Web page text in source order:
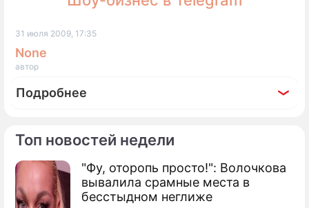
Топ новостей недели
"Фу, оторопь просто!": Волочкова
вывалила срамные места в
бесстыдном неглиже
31 июля 2009, 17:35
None
автор
Подробнее
По теме
Русская дива будет править балом